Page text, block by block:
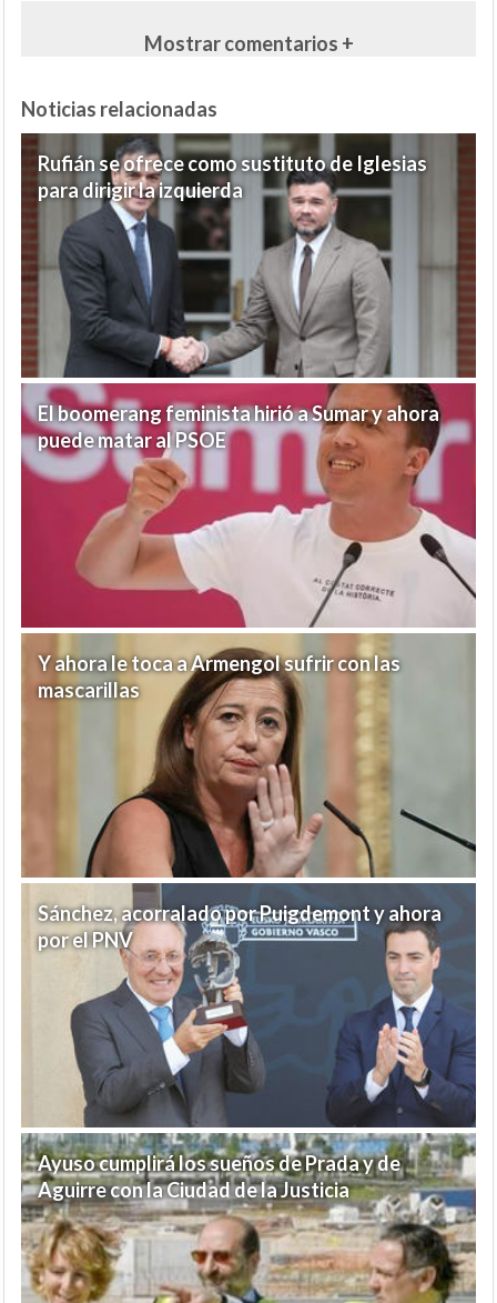
Mostrar comentarios +
Noticias relacionadas
Rufián se ofrece como sustituto de Iglesias
para dirigir la izquierda
El boomerang feminista hirió a Sumar y ahora
puede matar al PSOE
Y ahora le toca a Armengol sufrir con las
mascarillas
Sánchez, acorralado por Puigdemont y ahora
por el PNV
Ayuso cumplirá los sueños de Prada y de
Aguirre con la Ciudad de la Justicia